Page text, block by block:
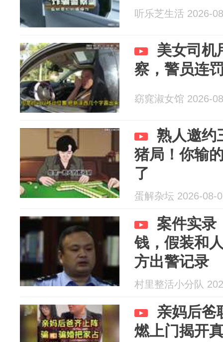
听乐芝生活 2026-
美女司机
察，警员连
窈窕淑女馆 2026-
熟人邀约
猪局！你输
了
蛋解杂坛 2026-08-
案件实录
钱，假装和
方出警记录
村里整活小分队
亲妈后爸
燃上门揭开